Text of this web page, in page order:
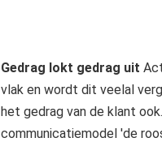
Gedrag lokt gedrag uit
vlak en wordt dit veelal
het gedrag van de klant
communicatiemodel 'de